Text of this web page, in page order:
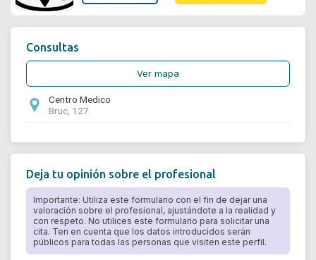
Consultas
Ver mapa
Centro Medico
Bruc, 127
Deja tu opinión sobre el profesional
Importante: Utiliza este formulario con el fin de dejar una
valoración sobre el profesional, ajustándote a la realidad y
con respeto. No utilices este formulario para solicitar una
cita. Ten en cuenta que los datos introducidos serán
públicos para todas las personas que visiten este perfil.